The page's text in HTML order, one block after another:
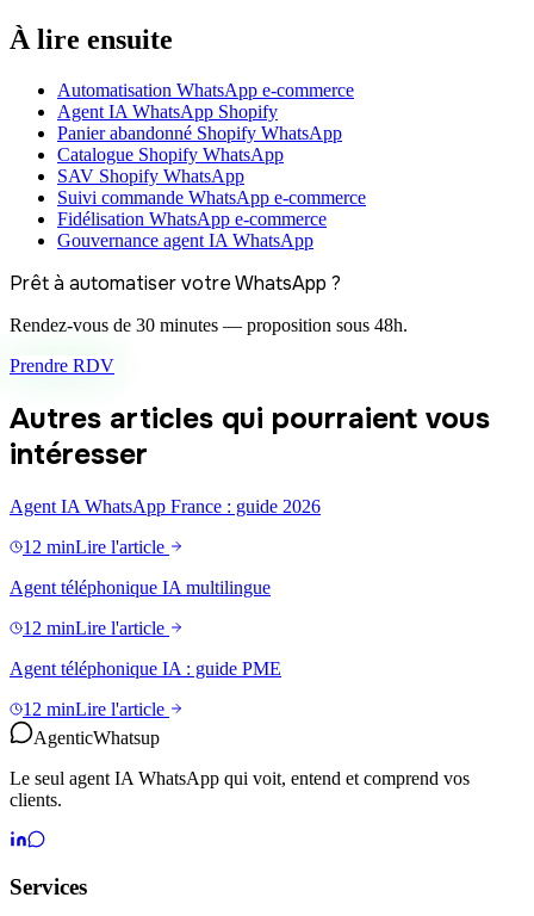
À lire ensuite
Automatisation WhatsApp e-commerce
Agent IA WhatsApp Shopify
Panier abandonné Shopify WhatsApp
Catalogue Shopify WhatsApp
SAV Shopify WhatsApp
Suivi commande WhatsApp e-commerce
Fidélisation WhatsApp e-commerce
Gouvernance agent IA WhatsApp
Prêt à automatiser votre WhatsApp ?
Rendez-vous de 30 minutes — proposition sous 48h.
Prendre RDV
Autres articles qui pourraient vous
intéresser
Agent IA WhatsApp France : guide 2026
12 minLire l'article
Agent téléphonique IA multilingue
12 minLire l'article
Agent téléphonique IA : guide PME
12 minLire l'article
AgenticWhatsup
Le seul agent IA WhatsApp qui voit, entend et comprend vos
clients.
Services